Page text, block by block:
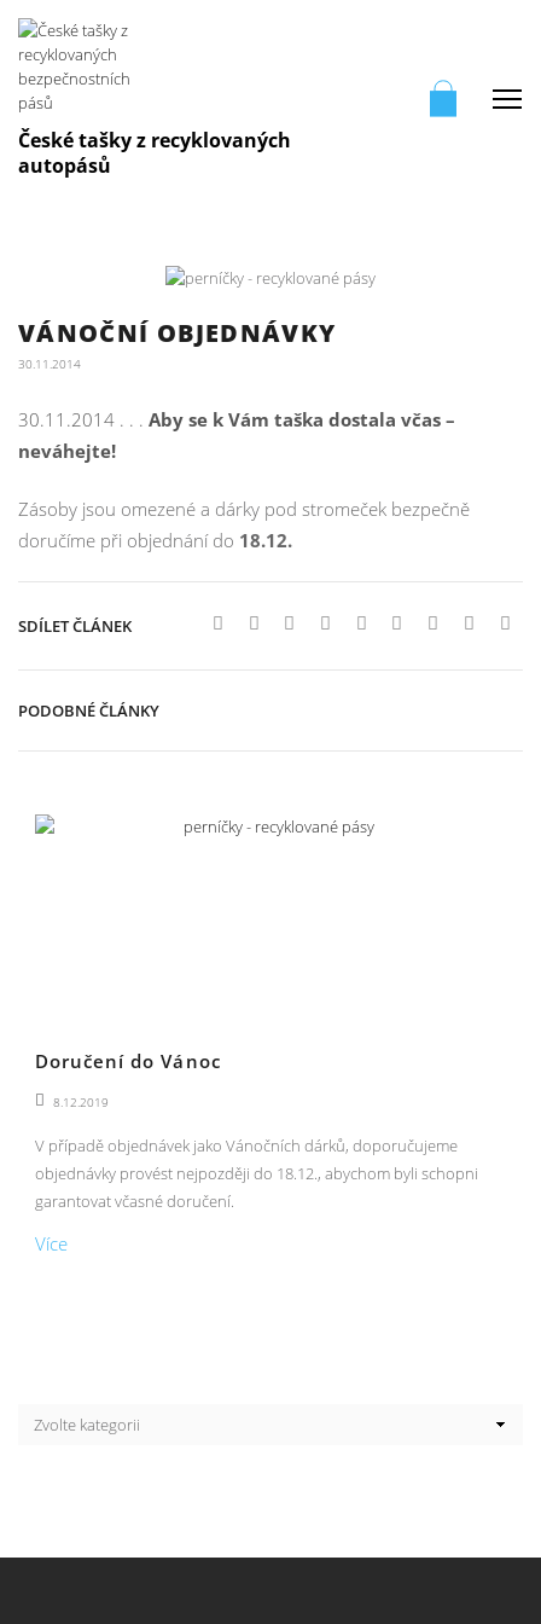
České tašky z recyklovaných
autopásů
VÁNOČNÍ OBJEDNÁVKY
30.11.2014
30.11.2014 . . . Aby se k Vám taška dostala včas –
neváhejte!
Zásoby jsou omezené a dárky pod stromeček bezpečně
doručíme při objednání do 18.12.
SDÍLET ČLÁNEK
PODOBNÉ ČLÁNKY
Doručení do Vánoc
8.12.2019
V případě objednávek jako Vánočních dárků, doporučujeme
objednávky provést nejpozději do 18.12., abychom byli schopni
garantovat včasné doručení.
Více